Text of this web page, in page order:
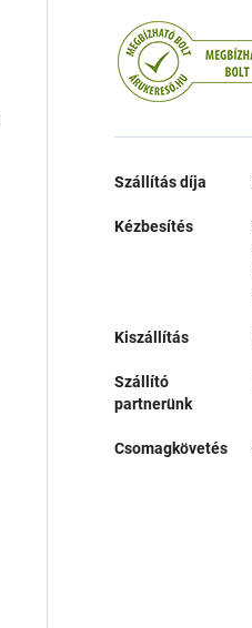
Szállítás díja
Kézbesítés
Kiszállítás
Szállító
partnerünk
Csomagkövetés